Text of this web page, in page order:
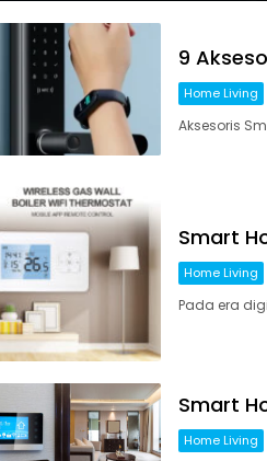
9
Home Living
Aksesoris
Smart
Home Living
Pada era
Smart
Home Living